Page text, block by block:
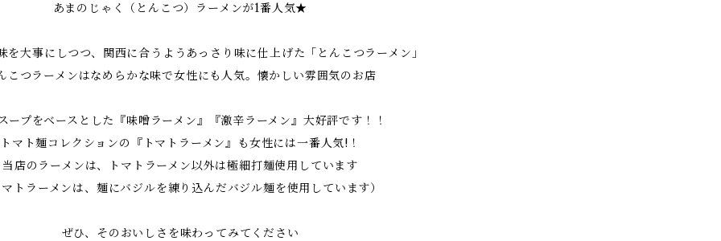
あまのじゃく（とんこつ）ラーメンが1番人気★
を大事にしつつ、関西に合うようあっさり味に仕上げた「とんこつラーメン」
こつラーメンはなめらかな味で女性にも人気。懐かしい雰囲気のお店
ープをベースとした『味噌ラーメン』『激辛ラーメン』大好評です！！
トマト麺コレクションの『トマトラーメン』も女性には一番人気!！
当店のラーメンは、トマトラーメン以外は極細打麺使用しています
トラーメンは、麺にバジルを練り込んだバジル麺を使用しています）
ぜひ、そのおいしさを味わってみてください